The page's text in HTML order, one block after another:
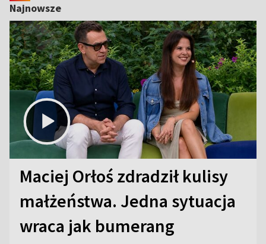
Najnowsze
Maciej Orłoś zdradził kulisy
małżeństwa. Jedna sytuacja
wraca jak bumerang